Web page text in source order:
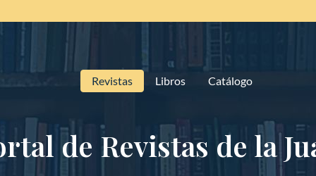
Revistas Libros Catálogo
de Revistas de la